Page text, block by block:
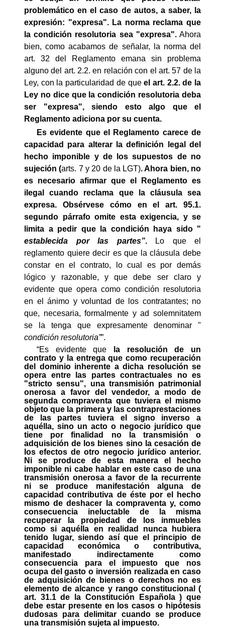
problemático en el caso de autos, a saber, la
expresión: "expresa". La norma reclama que
la condición resolutoria sea "expresa".Ahora
bien, como acabamos de señalar, la norma del
art. 32 del Reglamento emana sin problema
alguno del art. 2.2. en relación con el art. 57 de la
Ley, con la particularidad de queel art. 2.2. de la
Ley no dice que la condición resolutoria deba
ser "expresa", siendo esto algo que el
Reglamento adiciona por su cuenta.
Es evidente que el Reglamento carece de
capacidad para alterar la definición legal del
hecho imponible y de los supuestos de no
sujeción (arts. 7 y 20 de la LGT). Ahora bien, no
es necesario afirmar que el Reglamento es
ilegal cuando reclama que la cláusula sea
expresa. Obsérvese cómo en el art. 95.1.
segundo párrafo omite esta exigencia, y se
limita a pedir que la condición haya sido "
establecida por las partes”.Lo que el
reglamento quiere decir es que la cláusula debe
constar en el contrato, lo cual es por demás
lógico y razonable, y que debe ser claro y
evidente que opera como condición resolutoria
en el ánimo y voluntad de los contratantes; no
que, necesaria, formalmente y ad solemnitatem
se la tenga que expresamente denominar "
condición resolutoria””.
“Es evidente que
la resolución de un
contrato y la entrega que como recuperación
del dominio inherente a dicha resolución se
opera entre las partes contractuales no es
"stricto sensu", una transmisión patrimonial
onerosa a favor del vendedor, a modo de
segunda compraventa que tuviera el mismo
objeto que la primera y las contraprestaciones
de las partes tuviera el signo inverso a
aquélla, sino un acto o negocio jurídico que
tiene por finalidad no la transmisión o
adquisición de los bienes sino la cesación de
los efectos de otro negocio jurídico anterior.
Ni se produce de esta manera el hecho
imponible ni cabe hablar en este caso de una
transmisión onerosa a favor de la recurrente
ni se produce manifestación alguna de
capacidad contributiva de éste por el hecho
mismo de deshacer la compraventa y, como
consecuencia ineluctable de la misma
recuperar la propiedad de los inmuebles
como si aquélla en realidad nunca hubiera
tenido lugar, siendo así que el principio de
capacidad económica o contributiva,
manifestado indirectamente como
consecuencia para el impuesto que nos
ocupa del gasto o inversión realizada en caso
de adquisición de bienes o derechos no es
elemento de alcance y rango constitucional (
art. 31.1 de la Constitución Española ) que
debe estar presente en los casos o hipótesis
dudosas para delimitar cuando se produce
una transmisión sujeta al impuesto.